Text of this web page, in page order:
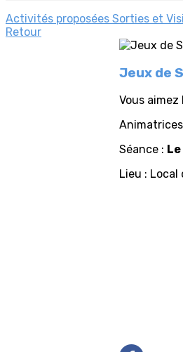
Activités proposées Sorties et
Retour
Jeux de
Vous
Séance :
Lieu : Local